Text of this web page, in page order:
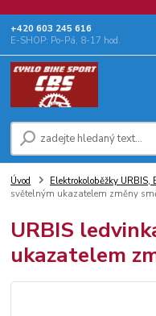
+‭420 603 245 616‬
E-SHOP: Po-Pá, 8-17 hod.
Úvod Elektrokoloběžky URBIS,
světelným ukazatelem změny
URBIS
ukazatelem